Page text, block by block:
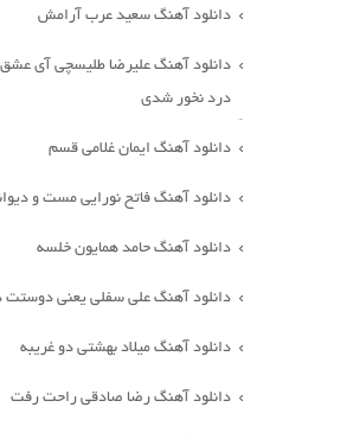
دانلود آهنگ سعید عرب آرامش
دانلود آهنگ علیرضا طلیسچی آی عشق
درد نخور شدی
دانلود آهنگ ایمان غلامی قسم
دانلود آهنگ فاتح نورایی مست و
دانلود آهنگ حامد همایون خلسه
دانلود آهنگ علی سفلی یعنی دوستت
دانلود آهنگ میلاد بهشتی دو غریبه
دانلود آهنگ رضا صادقی راحت رفت